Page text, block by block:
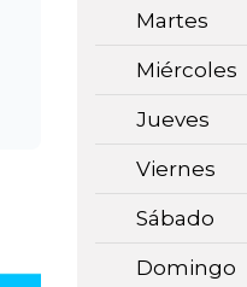
Martes
Miércoles
Jueves
Viernes
Sábado
Domingo